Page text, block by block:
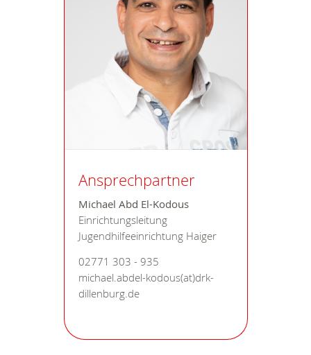
Ansprechpartner
Michael Abd El-Kodous
Einrichtungsleitung
Jugendhilfeeinrichtung Haiger
02771 303 - 935
michael.abdel-kodous(at)drk-
dillenburg.de